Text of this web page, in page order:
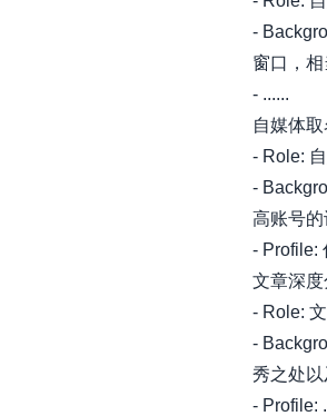
-
窗口，
- ......
自媒体
- Role:
-
高账号的
- Profile:
文章深
- Role:
-
秀之处以
- Profile: